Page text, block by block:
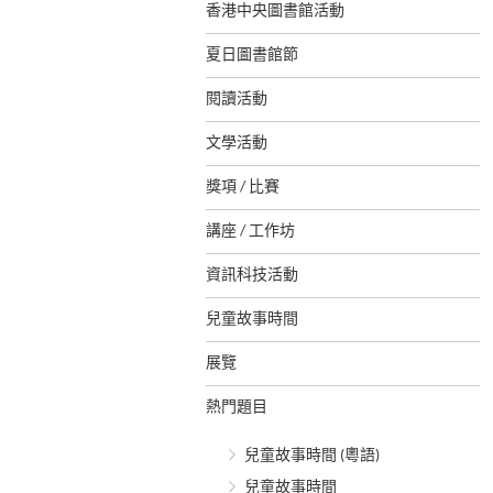
香港中央圖書館活動
夏日圖書館節
閱讀活動
文學活動
獎項 / 比賽
講座 / 工作坊
資訊科技活動
兒童故事時間
展覽
熱門題目
兒童故事時間 (粵語)
兒童故事時間